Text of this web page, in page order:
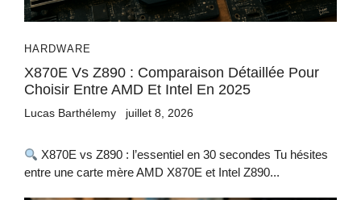
HARDWARE
X870E Vs Z890 : Comparaison Détaillée Pour
Choisir Entre AMD Et Intel En 2025
Lucas Barthélemy juillet 8, 2026
X870E vs Z890 : l’essentiel en 30 secondes Tu hésites
entre une carte mère AMD X870E et Intel Z890...